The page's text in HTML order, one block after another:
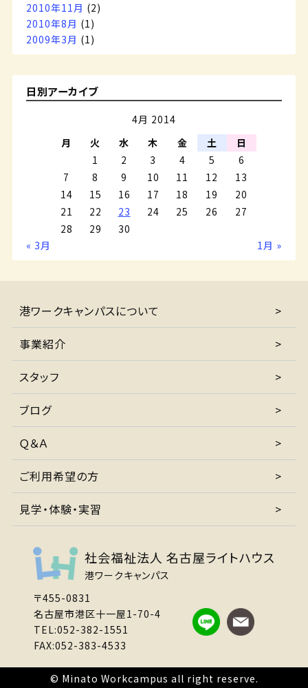
2010年11月 (2)
2010年8月 (1)
2009年3月 (1)
日別アーカイブ
4月 2014
月
火 水 木 金 土
日
1
2 3 4 5
6
7
8 9 10 11 12
13
14
15 16 17 18 19
20
21
22 23 24 25 26
27
28
29
30
« 3月
1月 »
港ワークキャンパスについて
事業紹介
スタッフ
ブログ
Ｑ＆Ａ
ご利用希望の方
見学・体験・実習
社会福祉法人 名古屋ライトハウス
港ワークキャンパス
〒455-0831
名古屋市港区十一屋1-70-4
TEL:052-382-1551
FAX:052-383-4533
© Minato Workcampus all right reserve.